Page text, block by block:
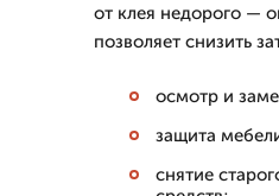
от клея недорого —
позволяет снизить
осмотр и
защита
снятие